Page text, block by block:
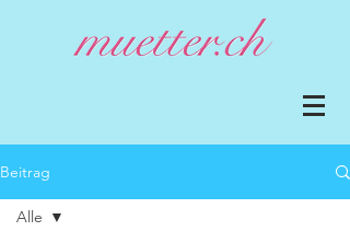
Beitrag
Alle